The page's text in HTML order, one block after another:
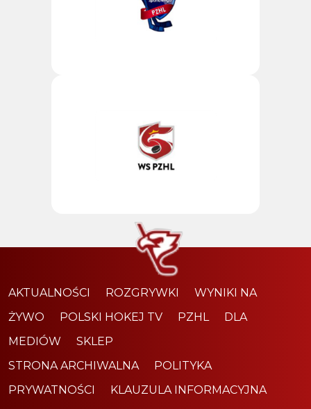
AKTUALNOŚCI ROZGRYWKI
WYNIKI NA
ŻYWO
POLSKI HOKEJ TV PZHL
DLA
MEDIÓW
SKLEP
STRONA ARCHIWALNA
POLITYKA
PRYWATNOŚCI
KLAUZULA INFORMACYJNA